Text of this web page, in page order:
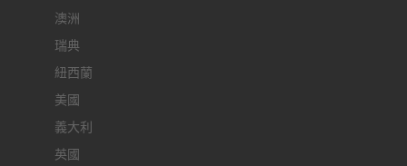
澳洲
瑞典
紐西蘭
美國
義大利
英國